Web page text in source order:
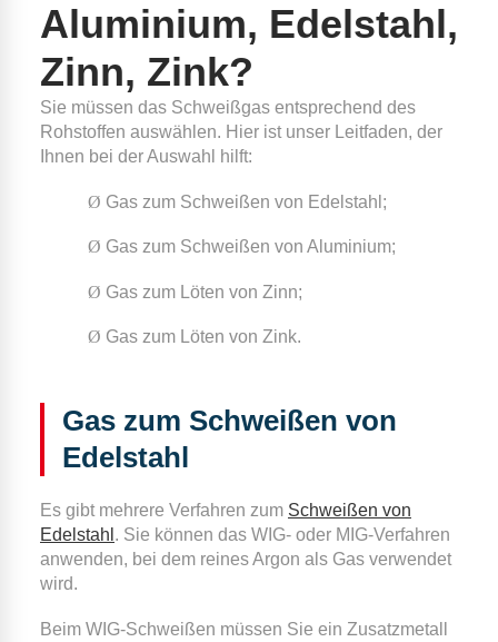
Aluminium, Edelstahl,
Zinn, Zink?
Sie müssen das Schweißgas entsprechend des
Rohstoffen auswählen. Hier ist unser Leitfaden, der
Ihnen bei der Auswahl hilft:
Ø Gas zum Schweißen von Edelstahl;
Ø Gas zum Schweißen von Aluminium;
Ø Gas zum Löten von Zinn;
Ø Gas zum Löten von Zink.
Gas zum Schweißen von
Edelstahl
Es gibt mehrere Verfahren zum Schweißen von
Edelstahl . Sie können das WIG- oder MIG-Verfahren
anwenden, bei dem reines Argon als Gas verwendet
wird.
Beim WIG-Schweißen müssen Sie ein Zusatzmetall